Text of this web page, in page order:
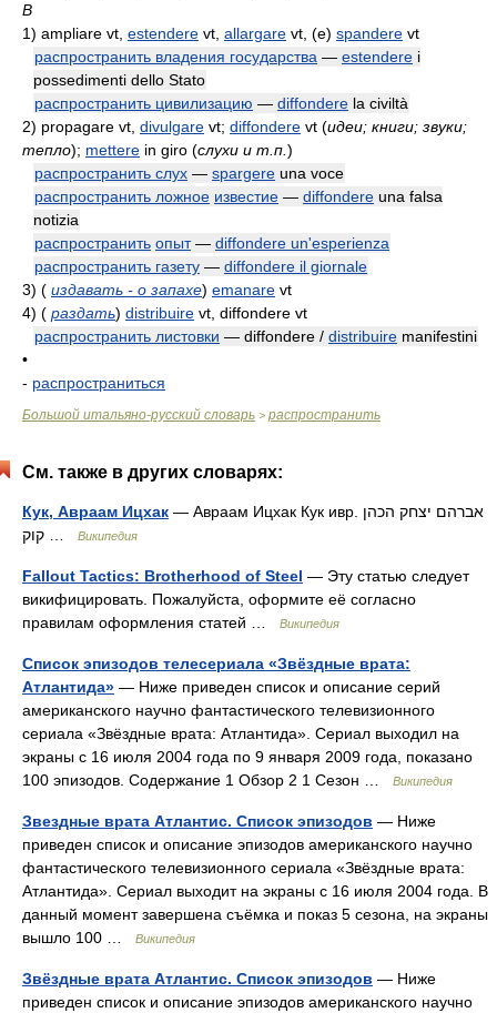
В
1) ampliare vt, estendere vt, allargare vt, (e) spandere vt
распространить владения государства — estendere i
possedimenti dello Stato
распространить цивилизацию — diffondere la civiltà
2) propagare vt, divulgare vt; diffondere vt (идеи; книги; звуки;
тепло); mettere in giro (слухи и т.п. )
распространить слух — spargere una voce
распространить ложное известие — diffondere una falsa
notizia
распространить опыт— diffondere un'esperienza
распространить газету — diffondere il giornale
3) ( издавать - о запахе) emanare vt
4) ( раздать) distribuire vt, diffondere vt
распространить листовки — diffondere / distribuire manifestini
•
- распространиться
Большой итальяно-русский словарь > распространить
См. также в других словарях:
Кук, Авраам Ицхак — Авраам Ицхак Кук ивр. אברהם יצחק הכהן
Википедия
Fallout Tactics: Brotherhood of Steel — Эту статью следует
викифицировать. Пожалуйста, оформите её согласно
правилам оформления статей …
Википедия
Список эпизодов телесериала «Звёздные врата:
Атлантида» — Ниже приведен список и описание серий
американского научно фантастического телевизионного
сериала «Звёздные врата: Атлантида». Сериал выходил на
экраны с 16 июля 2004 года по 9 января 2009 года, показано
100 эпизодов. Содержание 1 Обзор 2 1 Сезон …
Википедия
Звездные врата Атлантис. Список эпизодов — Ниже
приведен список и описание эпизодов американского научно
фантастического телевизионного сериала «Звёздные врата:
Атлантида». Сериал выходит на экраны с 16 июля 2004 года. В
данный момент завершена съёмка и показ 5 сезона, на экраны
вышло 100 …
Википедия
Звёздные врата Атлантис. Список эпизодов — Ниже
приведен список и описание эпизодов американского научно